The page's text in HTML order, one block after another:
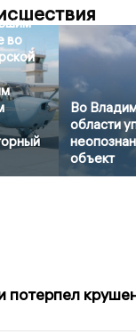
во
Во
области
объект